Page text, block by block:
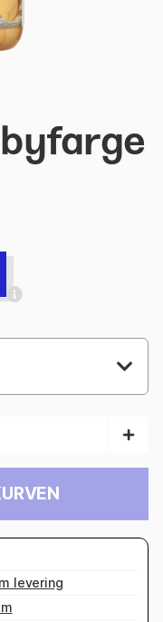
levering